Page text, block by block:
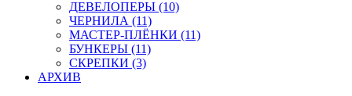
ДЕВЕЛОПЕРЫ (10)
ЧЕРНИЛА (11)
МАСТЕР-ПЛЁНКИ (11)
БУНКЕРЫ (11)
СКРЕПКИ (3)
АРХИВ